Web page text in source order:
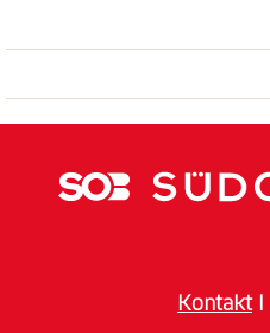
Cardada, Monte Verità,
der Agentur Interhome in
Ferienwohnung Ref.
KontaktI